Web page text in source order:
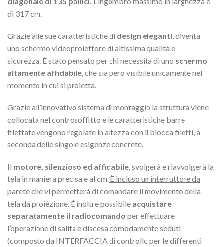
di 317 cm.
Grazie alle sue caratteristiche di design eleganti , diventa
uno schermo videoproiettore di altissima qualità e
sicurezza. È stato pensato per chi necessita di uno schermo
altamente affidabile , che sia però visibile unicamente nel
momento in cui si proietta.
Grazie all’innovativo sistema di montaggio la struttura viene
collocata nel controsoffitto e le caratteristiche barre
filettate vengono regolate in altezza con il blocca filetti, a
seconda delle singole esigenze concrete.
Il motore, silenzioso ed affidabile , svolgerà e riavvolgerà la
tela in maniera precisa e al cm. È incluso un interruttore da
pareteche vi permetterà di comandare il movimento della
tela da proiezione. È inoltre possibile acquistare
separatamente il radiocomando per effettuare
l’operazione di salita e discesa comodamente seduti
(composto da INTERFACCIA di controllo per le differenti